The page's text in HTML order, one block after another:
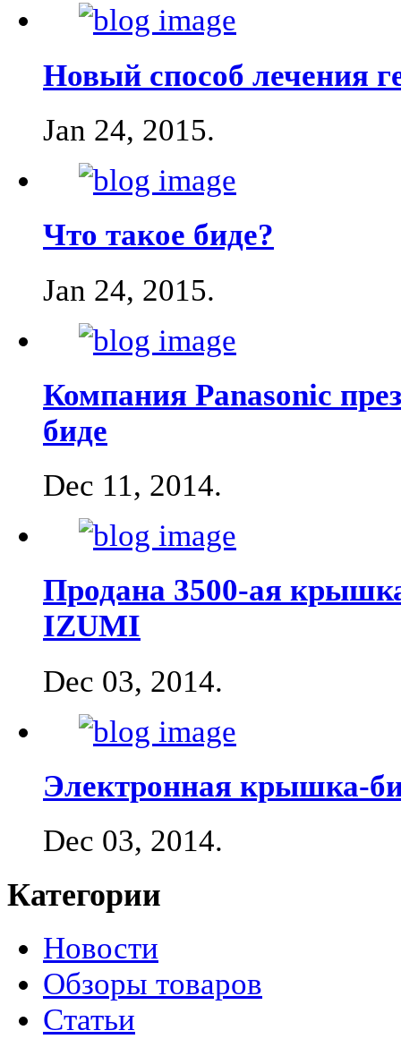
Новый способ лечения
Jan 24, 2015.
Что такое биде?
Jan 24, 2015.
Компания Panasonic
биде
Dec 11, 2014.
Продана 3500-ая
IZUMI
Dec 03, 2014.
Электронная крышка-
Dec 03, 2014.
Категории
Новости
Обзоры товаров
Статьи